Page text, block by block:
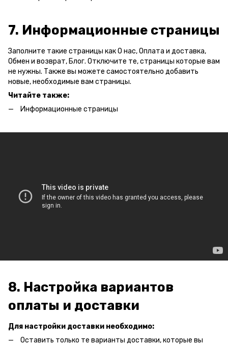
7. Информационные страницы
Заполните такие страницы как О нас, Оплата и доставка,
Обмен и возврат, Блог. Отключите те, страницы которые вам
не нужны. Также вы можете самостоятельно добавить
новые, необходимые вам страницы.
Читайте также:
Информационные страницы
8. Настройка вариантов
оплаты и доставки
Для настройки доставки необходимо:
Оставить только те варианты доставки, которые вы